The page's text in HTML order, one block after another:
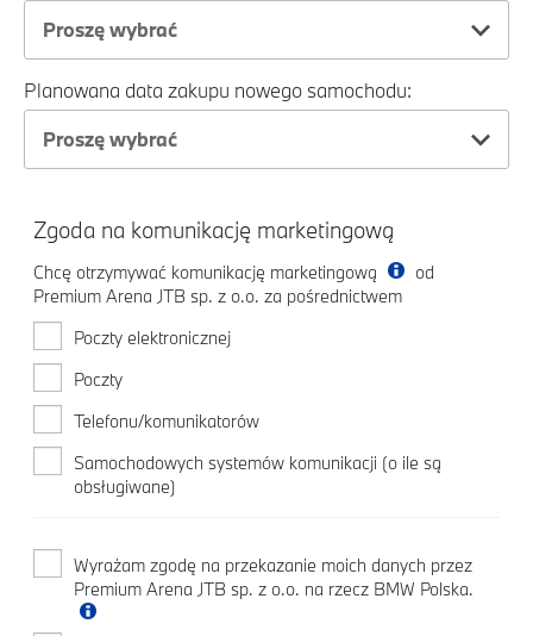
Proszę wybrać
Planowana data zakupu nowego samochodu:
Proszę wybrać
Zgoda na komunikację marketingową
Chcę otrzymywać komunikację marketingową
od
Premium Arena JTB sp. z o.o. za pośrednictwem
Poczty elektronicznej
Poczty
Telefonu/komunikatorów
Samochodowych systemów komunikacji (o ile są
obsługiwane)
Wyrażam zgodę na przekazanie moich danych przez
Premium Arena JTB sp. z o.o. na rzecz BMW Polska.